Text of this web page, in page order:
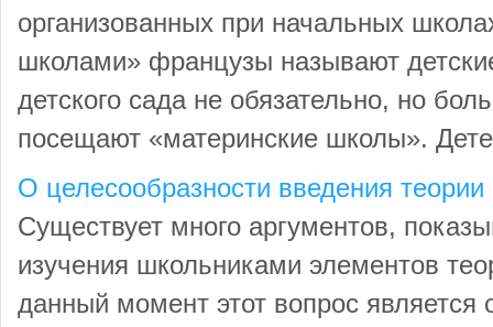
организованных при начальных
школами» французы называют
детского сада не обязательно, но
посещают «материнские школы».
О целесообразности введения
Существует много аргументов,
изучения школьниками элементов
данный момент этот вопрос